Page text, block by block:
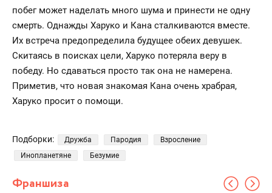
побег может наделать много шума и принести не одну
смерть. Однажды Харуко и Кана сталкиваются вместе.
Их встреча предопределила будущее обеих девушек.
Скитаясь в поисках цели, Харуко потеряла веру в
победу. Но сдаваться просто так она не намерена.
Приметив, что новая знакомая Кана очень храбрая,
Харуко просит о помощи.
Подборки: Дружба Пародия
Взросление
Инопланетяне
Безумие
Франшиза